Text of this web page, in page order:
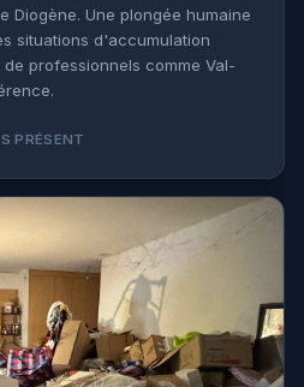
Diogène. Une plongée humaine
situations d'accumulation
professionnels comme Val-
PRÉSENT